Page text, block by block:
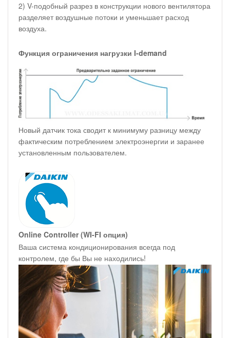
2) V-подобный разрез в конструкции нового вентилятора
разделяет воздушные потоки и уменьшает расход
воздуха.
Функция ограничения нагрузки I-demand
Новый датчик тока сводит к минимуму разницу между
фактическим потреблением электроэнергии и заранее
установленным пользователем.
Online Controller (WI-FI опция)
Ваша система кондиционирования всегда под
контролем, где бы Вы не находились!